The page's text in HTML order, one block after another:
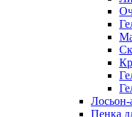
Лосьон-
Пенка